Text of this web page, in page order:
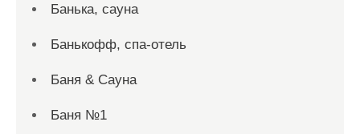
Банька, сауна
Банькофф, спа-отель
Баня & Сауна
Баня №1